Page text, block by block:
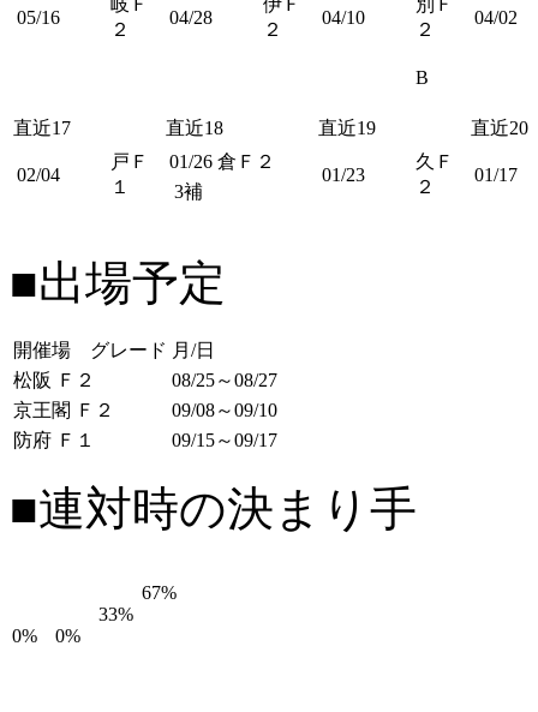
05/16
岐Ｆ
２
04/28
伊Ｆ
２
04/10
別Ｆ
２
B
04/02
直近17 直近18 直近19 直近20
02/04
戸Ｆ
１
01/26 倉Ｆ２
3補
01/23
久Ｆ
２
01/17
■出場予定
開催場 グレード 月/日
松阪 Ｆ２
08/25～08/27
京王閣 Ｆ２
09/08～09/10
防府 Ｆ１
09/15～09/17
■連対時の決まり手
0% 0%
33%
67%